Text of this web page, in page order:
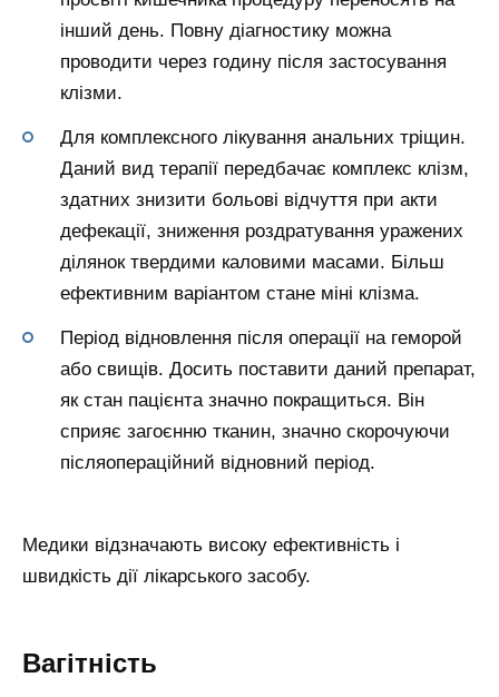
інший день. Повну діагностику можна
проводити через годину після застосування
клізми.
Для комплексного лікування анальних тріщин.
Даний вид терапії передбачає комплекс клізм,
здатних знизити больові відчуття при акти
дефекації, зниження роздратування уражених
ділянок твердими каловими масами. Більш
ефективним варіантом стане міні клізма.
Період відновлення після операції на геморой
або свищів. Досить поставити даний препарат,
як стан пацієнта значно покращиться. Він
сприяє загоєнню тканин, значно скорочуючи
післяопераційний відновний період.
Медики відзначають високу ефективність і
швидкість дії лікарського засобу.
Вагітність